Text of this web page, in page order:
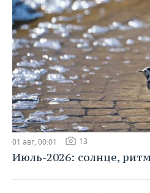
01 авг, 00:01 13
Июль-2026: солнце,